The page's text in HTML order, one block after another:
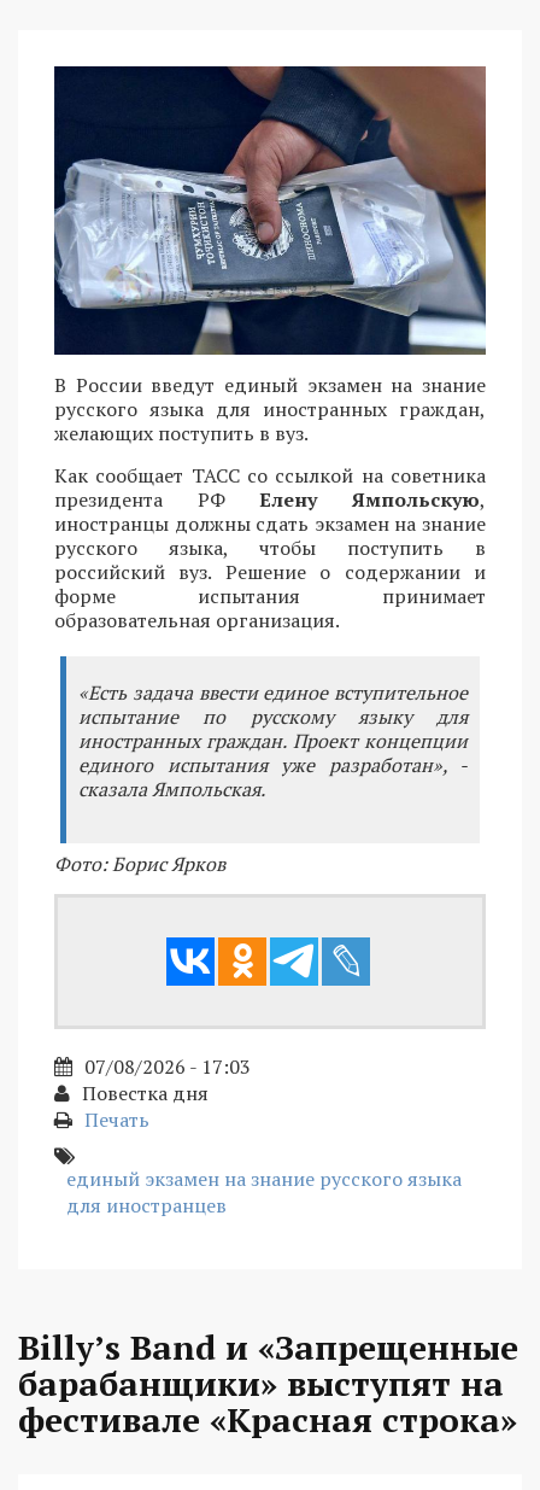
В России введут единый экзамен на знание
русского языка для иностранных граждан,
желающих поступить в вуз.
Как сообщает ТАСС со ссылкой на советника
президента РФЕлену Ямпольскую,
иностранцы должны сдать экзамен на знание
русского языка, чтобы поступить в
российский вуз. Решение о содержании и
форме испытания принимает
образовательная организация.
«Есть задача ввести единое вступительное
испытание по русскому языку для
иностранных граждан. Проект концепции
единого испытания уже разработан», -
сказала Ямпольская.
Фото: Борис Ярков
07/08/2026 - 17:03
Повестка дня
Печать
единый экзамен на знание русского языка
для иностранцев
Billy’s Band и «Запрещенные
барабанщики» выступят на
фестивале «Красная строка»